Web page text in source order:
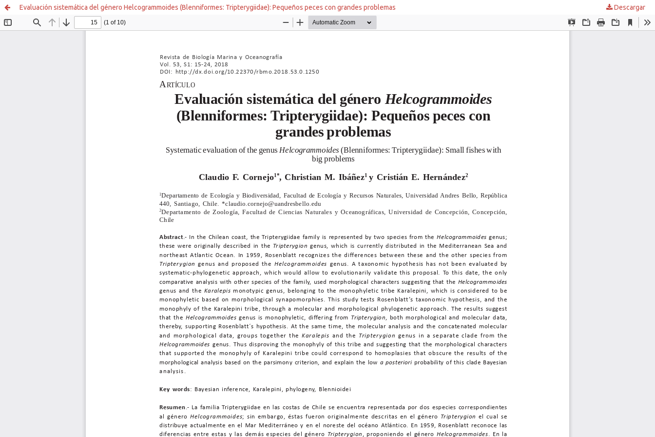
Evaluación sistemática del género Helcogrammoides (Blenniformes: Tripterygiidae): Pequeños peces con grandes problemas Descargar